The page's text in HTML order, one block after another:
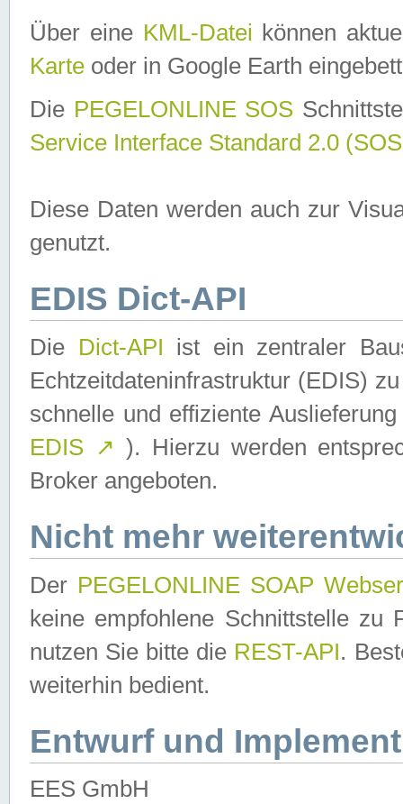
Über eine KML-Datei können
Karte oder in Google Earth
Die PEGELONLINE SOS
Service Interface Standard 2.0
Diese Daten werden auch zur
genutzt.
EDIS Dict-API
Die Dict-API ist ein zentraler
Echtzeitdateninfrastruktur (EDIS)
schnelle und effiziente
EDIS ↗ ). Hierzu werden
Broker angeboten.
Nicht mehr
Der PEGELONLINE SOAP
keine empfohlene Schnittstelle zu
nutzen Sie bitte die REST-API.
weiterhin bedient.
Entwurf und
EES GmbH